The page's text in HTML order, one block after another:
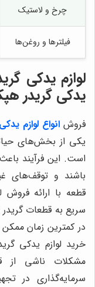
چرخ و لاستیک
فیلترها و روغن‌ها
لوازم يدكى
يدكى گريدر
فروش انواع لوازم
یکی از بخش‌های
است. این فرآیند
باشند و توقف‌های
قطعه با ارائه فروش
سریع به قطعات
در کمترین زمان ممکن
خرید لوازم يدكى
مشکلات ناشی از
سرمایه‌گذاری در